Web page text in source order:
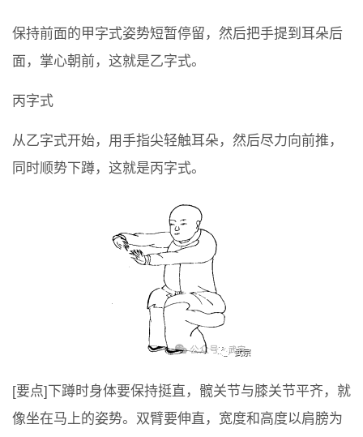
保持前面的甲字式姿势短暂停留，然后把手提到耳朵后
面，掌心朝前，这就是乙字式。
丙字式
从乙字式开始，用手指尖轻触耳朵，然后尽力向前推，
同时顺势下蹲，这就是丙字式。
[要点]下蹲时身体要保持挺直，髋关节与膝关节平齐，就
像坐在马上的姿势。双臂要伸直，宽度和高度以肩膀为